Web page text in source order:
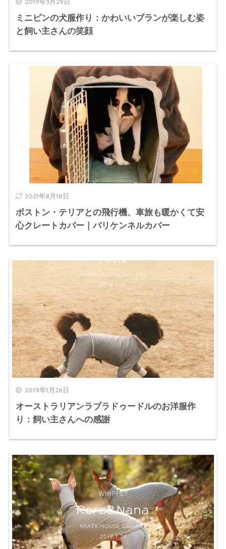
ミニピンの犬服作り：かわいいブランが楽しむ姿
と飼い主さんの笑顔
2021年8月18日
ボストン・テリアとの飛行機、車旅も暖かくて安
心クレートカバー｜バリケンネルカバー
2019年1月26日
オーストラリアンラブラドゥードルのお洋服作
り：飼い主さんへの感謝